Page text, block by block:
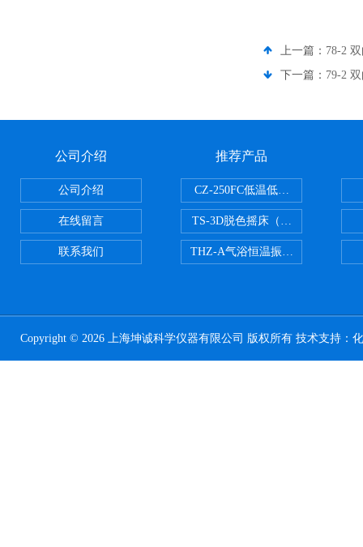
上一篇： 78-2
下一篇： 79-2
公司介绍
公司介绍
在线留言
联系我们
推荐产品
CZ-250FC低温低湿种子储藏柜
TS-3D脱色摇床（三维运动）
THZ-A气浴恒温振荡器
Copyright © 2026 上海坤诚科学仪器有限公司 版权所有 技术支持：